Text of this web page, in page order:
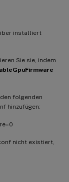
installiert
Sie sie, indem
folgenden
hinzufügen:
nicht existiert,